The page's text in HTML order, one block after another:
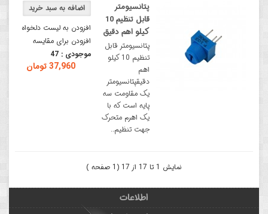
افزودن به لیست دلخواه
افزودن برای مقایسه
موجودی : 47
37,960 تومان
پتانسیومتر
قابل تنظیم 10
کیلو اهم دقیق
پتانسیومتر قابل
تنظیم 10 کیلو
اهم
دقیقپتانسیومتر
یک مقاومت سه
پایه است که با
یک اهرم متحرک
جهت تنظیم..
نمایش 1 تا 17 از 17 (1 صفحه )
اطلاعات